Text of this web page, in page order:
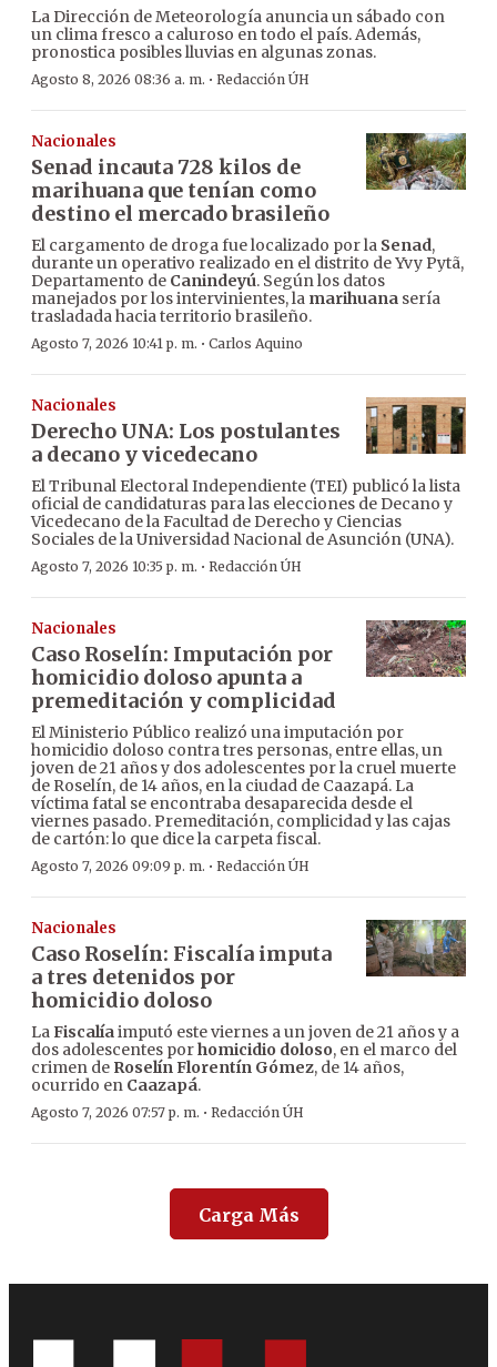
La Dirección de Meteorología anuncia un sábado con
un clima fresco a caluroso en todo el país. Además,
pronostica posibles lluvias en algunas zonas.
Agosto 8, 2026 08:36 a. m. · Redacción ÚH
Nacionales
Senad incauta 728 kilos de
marihuana que tenían como
destino el mercado brasileño
El cargamento de droga fue localizado por la Senad,
durante un operativo realizado en el distrito de Yvy Pytã,
Departamento de Canindeyú. Según los datos
manejados por los intervinientes, la marihuana sería
trasladada hacia territorio brasileño.
Agosto 7, 2026 10:41 p. m. · Carlos Aquino
Nacionales
Derecho UNA: Los postulantes
a decano y vicedecano
El Tribunal Electoral Independiente (TEI) publicó la lista
oficial de candidaturas para las elecciones de Decano y
Vicedecano de la Facultad de Derecho y Ciencias
Sociales de la Universidad Nacional de Asunción (UNA).
Agosto 7, 2026 10:35 p. m. · Redacción ÚH
Nacionales
Caso Roselín: Imputación por
homicidio doloso apunta a
premeditación y complicidad
El Ministerio Público realizó una imputación por
homicidio doloso contra tres personas, entre ellas, un
joven de 21 años y dos adolescentes por la cruel muerte
de Roselín, de 14 años, en la ciudad de Caazapá. La
víctima fatal se encontraba desaparecida desde el
viernes pasado. Premeditación, complicidad y las cajas
de cartón: lo que dice la carpeta fiscal.
Agosto 7, 2026 09:09 p. m. · Redacción ÚH
Nacionales
Caso Roselín: Fiscalía imputa
a tres detenidos por
homicidio doloso
LaFiscalíaimputó este viernes a un joven de 21 años y a
dos adolescentes porhomicidio doloso, en el marco del
crimen de Roselín Florentín Gómez, de 14 años,
ocurrido en Caazapá.
Agosto 7, 2026 07:57 p. m. · Redacción ÚH
Carga Más